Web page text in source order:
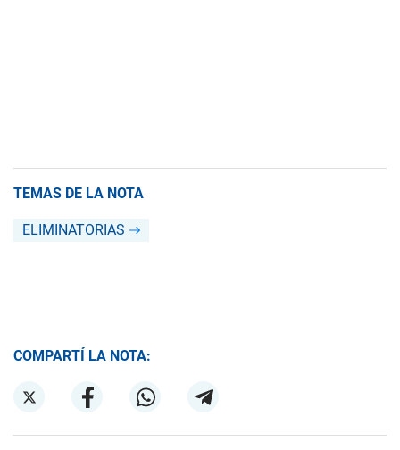
TEMAS DE LA NOTA
ELIMINATORIAS
COMPARTÍ LA NOTA: